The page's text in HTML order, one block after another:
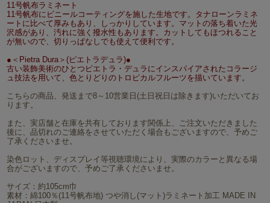
11号帆布ラミネート
11号帆布にビニールコーティングを施した生地です。タナローンラミネ
ートに比べて厚みもあり、しっかりしています。マットの落ち着いた光
沢感があり、汚れに強く撥水性もあります。カットしてもほつれること
が無いので、切りっぱなしでも使えて便利です。
●＜Pietra Dura＞(ピエトラデュラ)●
古い装飾美術のひとつピエトラ・デュラにインスパイアされたコラージ
ュ技法を用いて、色とりどりのトロピカルフルーツを描いています。
こちらの商品、発送まで8～10営業日(土日祝日は除きます)いただいてお
ります。
また、実店舗と在庫を共有しております関係上、ご注文いただきました
後に、品切れのご連絡をさせていただく場合もございますので、予めご
了承くださいませ。
染色ロット、ディスプレイ等視聴環境により、実際のカラーと異なる場
合がございますので、予めご了承くださいませ。
サイズ：約105cm巾
素材：綿100％(11号帆布地) つや消し(マット)ラミネート加工 MADE IN